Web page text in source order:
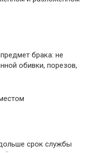
брака: не
обивки, порезов,
срок службы